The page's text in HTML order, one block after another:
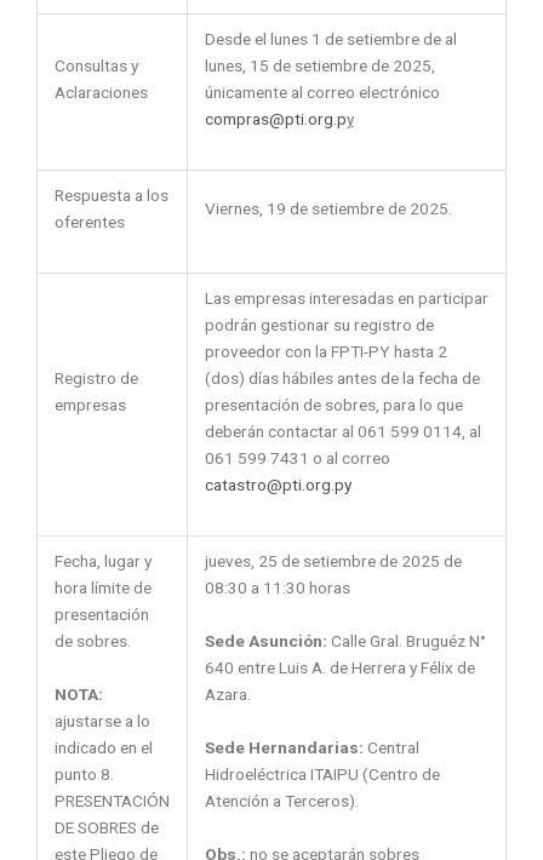
Consultas y
Aclaraciones
Desde el lunes 1 de setiembre de al
lunes, 15 de setiembre de 2025,
únicamente al correo electrónico
compras@pti.org.py
Respuesta a los
oferentes
Viernes, 19 de setiembre de 2025.
Registro de
empresas
Las empresas interesadas en participar
podrán gestionar su registro de
proveedor con la FPTI-PY hasta 2
(dos) días hábiles antes de la fecha de
presentación de sobres, para lo que
deberán contactar al 061 599 0114, al
061 599 7431 o al correo
catastro@pti.org.py
Fecha, lugar y
hora límite de
presentación
de sobres.
NOTA:
ajustarse a lo
indicado en el
punto 8.
PRESENTACIÓN
DE SOBRES de
este Pliego de
jueves, 25 de setiembre de 2025 de
08:30 a 11:30 horas
Sede Asunción: Calle Gral. Bruguéz N°
640 entre Luis A. de Herrera y Félix de
Azara.
Sede Hernandarias: Central
Hidroeléctrica ITAIPU (Centro de
Atención a Terceros).
Obs.: no se aceptarán sobres